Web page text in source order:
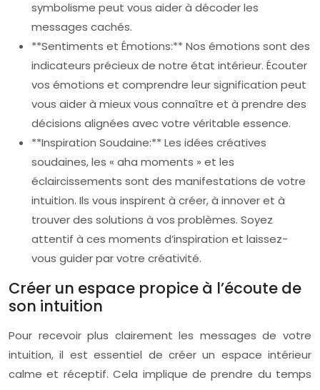
symbolisme peut vous aider à décoder les
messages cachés.
**Sentiments et Émotions:** Nos émotions sont des
indicateurs précieux de notre état intérieur. Écouter
vos émotions et comprendre leur signification peut
vous aider à mieux vous connaître et à prendre des
décisions alignées avec votre véritable essence.
**Inspiration Soudaine:** Les idées créatives
soudaines, les « aha moments » et les
éclaircissements sont des manifestations de votre
intuition. Ils vous inspirent à créer, à innover et à
trouver des solutions à vos problèmes. Soyez
attentif à ces moments d’inspiration et laissez-
vous guider par votre créativité.
Créer un espace propice à l’écoute de
son intuition
Pour recevoir plus clairement les messages de votre
intuition, il est essentiel de créer un espace intérieur
calme et réceptif. Cela implique de prendre du temps